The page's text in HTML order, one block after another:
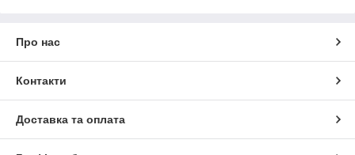
Про нас
Контакти
Доставка та оплата